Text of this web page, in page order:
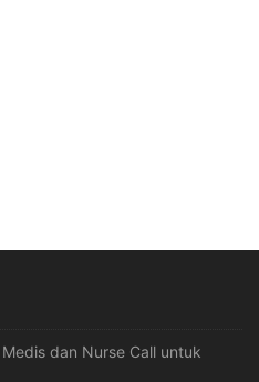
dan Nurse Call untuk